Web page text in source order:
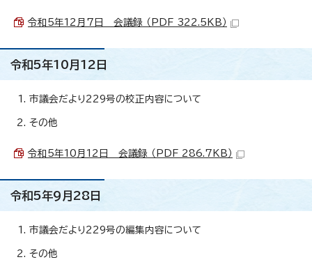
令和5年12月7日 会議録 （PDF 322.5KB）
令和5年10月12日
市議会だより229号の校正内容について
その他
令和5年10月12日 会議録 （PDF 286.7KB）
令和5年9月28日
市議会だより229号の編集内容について
その他